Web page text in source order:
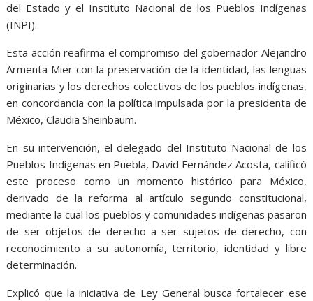
del Estado y el Instituto Nacional de los Pueblos Indígenas
(INPI).
Esta acción reafirma el compromiso del gobernador Alejandro
Armenta Mier con la preservación de la identidad, las lenguas
originarias y los derechos colectivos de los pueblos indígenas,
en concordancia con la política impulsada por la presidenta de
México, Claudia Sheinbaum.
En su intervención, el delegado del Instituto Nacional de los
Pueblos Indígenas en Puebla, David Fernández Acosta, calificó
este proceso como un momento histórico para México,
derivado de la reforma al artículo segundo constitucional,
mediante la cual los pueblos y comunidades indígenas pasaron
de ser objetos de derecho a ser sujetos de derecho, con
reconocimiento a su autonomía, territorio, identidad y libre
determinación.
Explicó que la iniciativa de Ley General busca fortalecer ese